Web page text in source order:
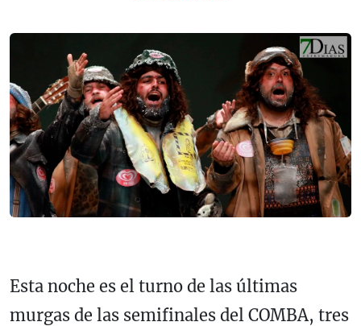
Esta noche es el turno de las últimas
murgas de las semifinales del COMBA, tres